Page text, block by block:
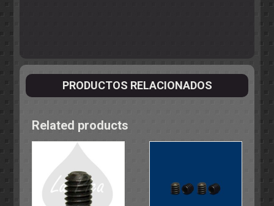
PRODUCTOS RELACIONADOS
Related products